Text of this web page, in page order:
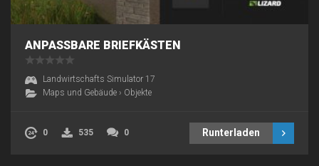
ANPASSBARE BRIEFKÄSTEN
Landwirtschafts Simulator 17
Maps und Gebäude › Objekte
0 535 0 Runterladen